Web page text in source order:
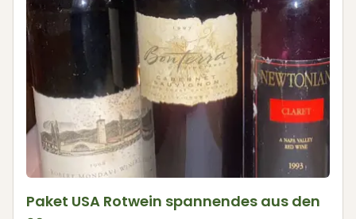
Paket USA Rotwein spannendes aus den